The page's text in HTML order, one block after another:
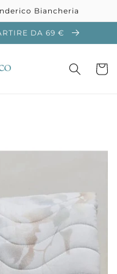
Biancheria
DA 69 €